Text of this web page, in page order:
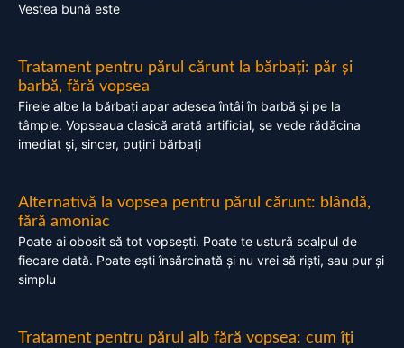
Vestea bună este
Tratament pentru părul cărunt la bărbați: păr și
barbă, fără vopsea
Firele albe la bărbați apar adesea întâi în barbă și pe la
tâmple. Vopseaua clasică arată artificial, se vede rădăcina
imediat și, sincer, puțini bărbați
Alternativă la vopsea pentru părul cărunt: blândă,
fără amoniac
Poate ai obosit să tot vopsești. Poate te ustură scalpul de
fiecare dată. Poate ești însărcinată și nu vrei să riști, sau pur și
simplu
Tratament pentru părul alb fără vopsea: cum îți